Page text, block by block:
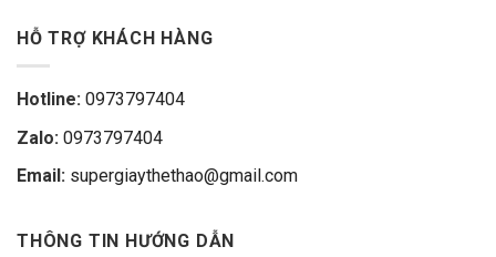
HỖ TRỢ KHÁCH HÀNG
Hotline: 0973797404
Zalo: 0973797404
Email: supergiaythethao@gmail.com
THÔNG TIN HƯỚNG DẪN